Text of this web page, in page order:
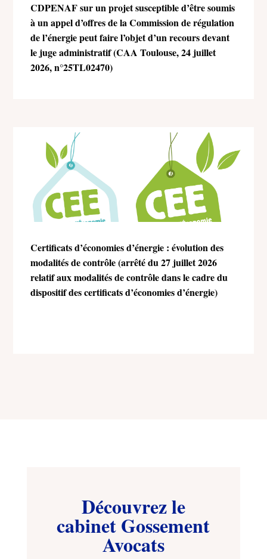
CDPENAF sur un projet susceptible d’être soumis
à un appel d’offres de la Commission de régulation
de l’énergie peut faire l’objet d’un recours devant
le juge administratif (CAA Toulouse, 24 juillet
2026, n°25TL02470)
Certificats d’économies d’énergie : évolution des
modalités de contrôle (arrêté du 27 juillet 2026
relatif aux modalités de contrôle dans le cadre du
dispositif des certificats d’économies d’énergie)
Découvrez le
cabinet Gossement
Avocats